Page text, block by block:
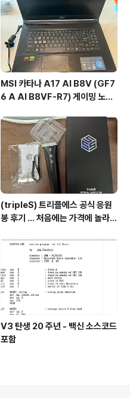
MSI 카타나 A17 AI B8V (GF7
6 A AI B8VF-R7) 게이밍 노트
(tripleS) 트리플에스 공식 응원
봉 후기 ... 처음에는 가격에 놀라고
V3 탄생 20 주년 - 백신 소스코드
포함